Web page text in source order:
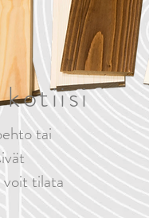
kotiisi
tai
voit tilata